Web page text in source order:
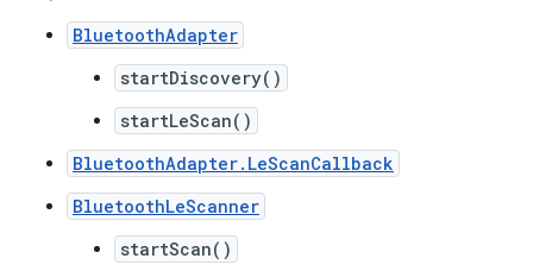
BluetoothAdapter
startDiscovery()
startLeScan()
BluetoothAdapter.LeScanCallback
BluetoothLeScanner
startScan()